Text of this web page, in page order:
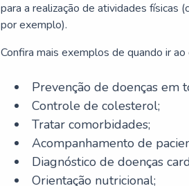
para a realização de atividades físicas
por exemplo).
Confira mais exemplos de quando ir ao
Prevenção de doenças em
Controle de colesterol;
Tratar comorbidades;
Acompanhamento de
Diagnóstico de doenças
Orientação nutricional;